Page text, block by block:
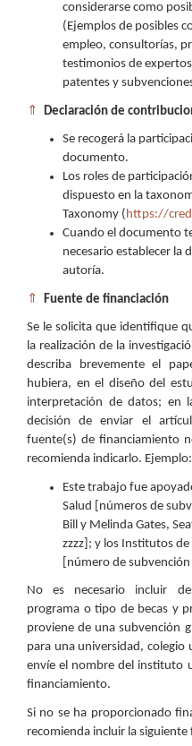
considerarse como
(Ejemplos de posibles
empleo, consultorías,
testimonios de
patentes y
⇑ Declaración de
Se recogerá la
documento.
Los roles de
dispuesto en la
Taxonomy (https://
Cuando el documento
necesario establecer la
autoría.
⇑ Fuente de financiación
Se le solicita que identifique
la realización de la
describa brevemente el
hubiera, en el diseño del
interpretación de datos; en
decisión de enviar el
fuente(s) de financiamiento
recomienda indicarlo. Ejemplo:
Este trabajo fue
Salud [números de
Bill y Melinda Gates,
zzzz]; y los Institutos de
[número de subvención
No es necesario incluir
programa o tipo de becas y
proviene de una subvención
para una universidad,
envíe el nombre del instituto
financiamiento.
Si no se ha proporcionado
recomienda incluir la siguiente